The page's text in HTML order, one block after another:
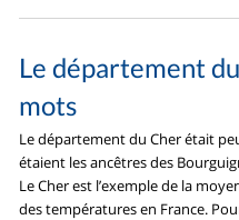
Le département
mots
Le département du Cher était
étaient les ancêtres des
Le Cher est l’exemple de la
des températures en France.